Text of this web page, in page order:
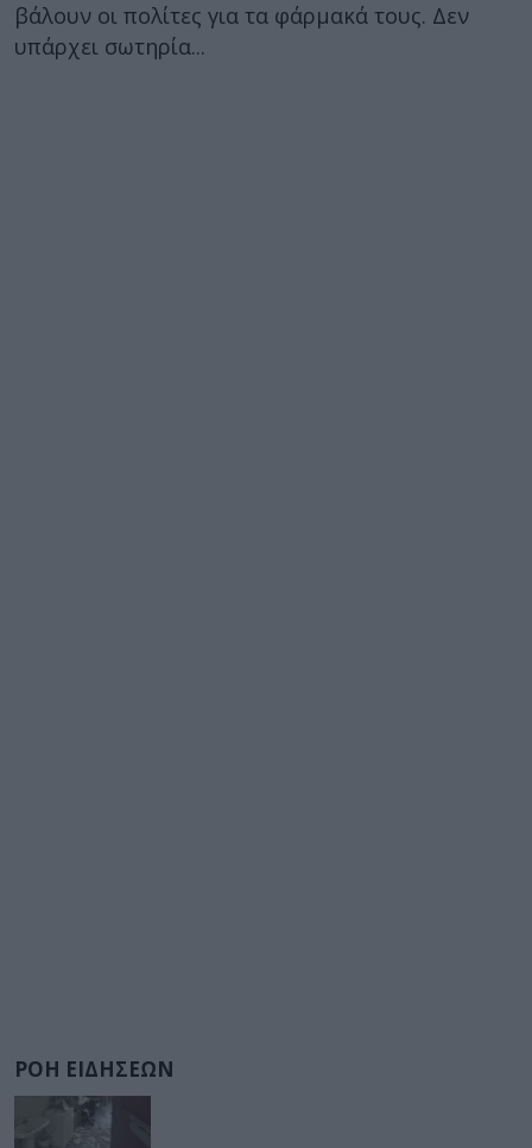
βάλουν οι πολίτες για τα φάρμακά τους. Δεν
υπάρχει σωτηρία...
ΡΟΗ ΕΙΔΗΣΕΩΝ